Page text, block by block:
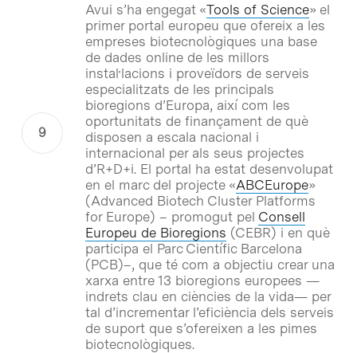
Avui s’ha engegat «Tools of Science» el
primer portal europeu que ofereix a les
empreses biotecnològiques una base
de dades online de les millors
instal·lacions i proveïdors de serveis
especialitzats de les principals
bioregions d’Europa, així com les
oportunitats de finançament de què
disposen a escala nacional i
internacional per als seus projectes
d’R+D+i. El portal ha estat desenvolupat
en el marc del projecte «ABCEurope»
(Advanced Biotech Cluster Platforms
for Europe) – promogut pel Consell
Europeu de Bioregions (CEBR) i en què
participa el Parc Científic Barcelona
(PCB)–, que té com a objectiu crear una
xarxa entre 13 bioregions europees —
indrets clau en ciències de la vida— per
tal d’incrementar l’eficiència dels serveis
de suport que s’ofereixen a les pimes
biotecnològiques.